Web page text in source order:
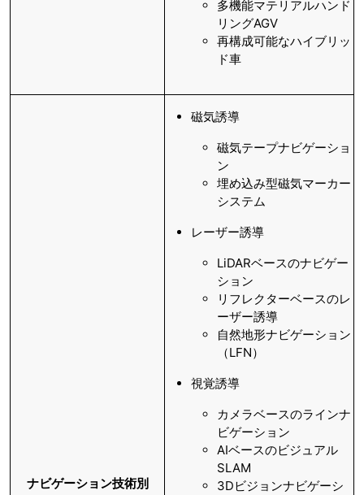
多機能マテリアルハンド
リングAGV
再構成可能なハイブリッ
ド車
ナビゲーション技術別
磁気誘導
磁気テープナビゲーショ
ン
埋め込み型磁気マーカー
システム
レーザー誘導
LiDARベースのナビゲー
ション
リフレクターベースのレ
ーザー誘導
自然地形ナビゲーション
（LFN）
視覚誘導
カメラベースのラインナ
ビゲーション
AIベースのビジュアル
SLAM
3Dビジョンナビゲーシ